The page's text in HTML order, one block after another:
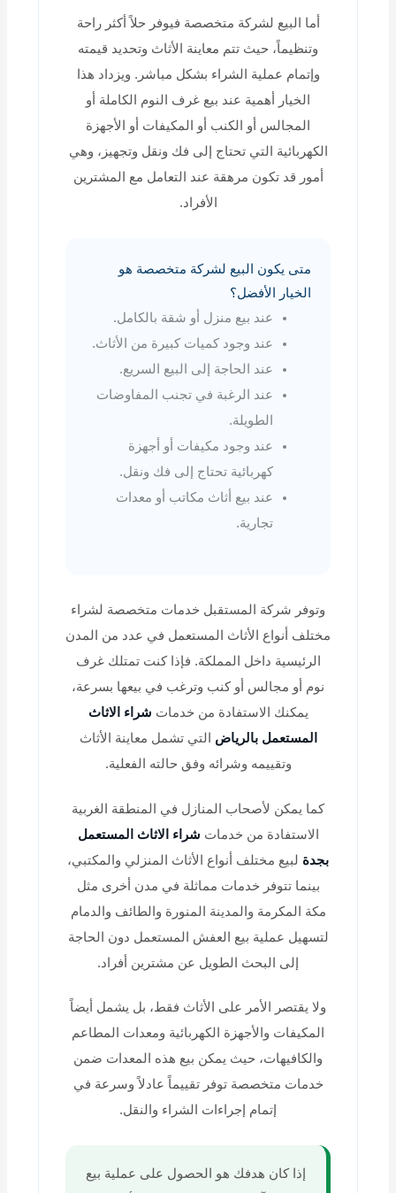
أما البيع لشركة متخصصة فيوفر حلاً أكثر راحة
وتنظيماً، حيث تتم معاينة الأثاث وتحديد قيمته
وإتمام عملية الشراء بشكل مباشر. ويزداد هذا
الخيار أهمية عند بيع غرف النوم الكاملة أو
المجالس أو الكنب أو المكيفات أو الأجهزة
الكهربائية التي تحتاج إلى فك ونقل وتجهيز، وهي
أمور قد تكون مرهقة عند التعامل مع المشترين
الأفراد.
متى يكون البيع لشركة متخصصة هو
الخيار الأفضل؟
عند بيع منزل أو شقة بالكامل.
عند وجود كميات كبيرة من الأثاث.
عند الحاجة إلى البيع السريع.
عند الرغبة في تجنب المفاوضات
الطويلة.
عند وجود مكيفات أو أجهزة
كهربائية تحتاج إلى فك ونقل.
عند بيع أثاث مكاتب أو معدات
تجارية.
وتوفر شركة المستقبل خدمات متخصصة لشراء
مختلف أنواع الأثاث المستعمل في عدد من المدن
الرئيسية داخل المملكة. فإذا كنت تمتلك غرف
نوم أو مجالس أو كنب وترغب في بيعها بسرعة،
يمكنك الاستفادة من خدمات شراء الاثاث
المستعمل بالرياض التي تشمل معاينة الأثاث
وتقييمه وشرائه وفق حالته الفعلية.
كما يمكن لأصحاب المنازل في المنطقة الغربية
الاستفادة من خدمات شراء الاثاث المستعمل
بجدة لبيع مختلف أنواع الأثاث المنزلي والمكتبي،
بينما تتوفر خدمات مماثلة في مدن أخرى مثل
مكة المكرمة والمدينة المنورة والطائف والدمام
لتسهيل عملية بيع العفش المستعمل دون الحاجة
إلى البحث الطويل عن مشترين أفراد.
ولا يقتصر الأمر على الأثاث فقط، بل يشمل أيضاً
المكيفات والأجهزة الكهربائية ومعدات المطاعم
والكافيهات، حيث يمكن بيع هذه المعدات ضمن
خدمات متخصصة توفر تقييماً عادلاً وسرعة في
إتمام إجراءات الشراء والنقل.
إذا كان هدفك هو الحصول على عملية بيع